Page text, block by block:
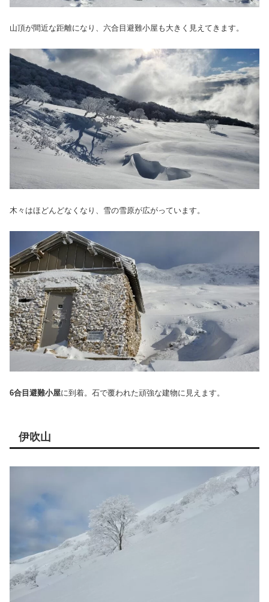
山頂が間近な距離になり、六合目避難小屋も大きく見えてきます。
木々はほどんどなくなり、雪の雪原が広がっています。
6合目避難小屋に到着。石で覆われた頑強な建物に見えます。
伊吹山